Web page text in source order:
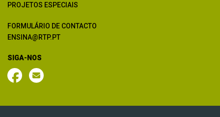
PROJETOS ESPECIAIS
FORMULÁRIO DE CONTACTO
ENSINA@RTP.PT
SIGA-NOS